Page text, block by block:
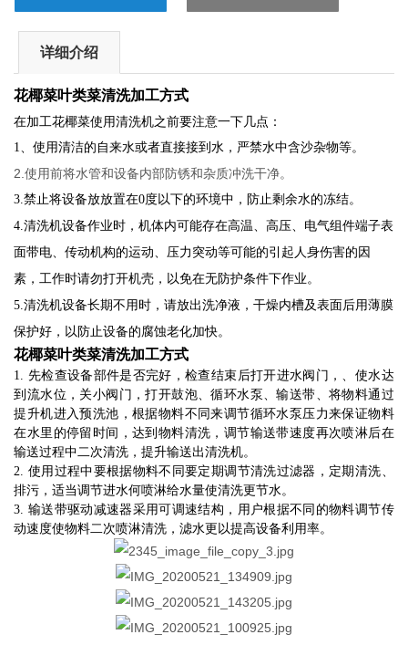
详细介绍
花椰菜叶类菜清洗加工方式
在加工花椰菜使用清洗机之前要注意一下几点：
1、使用清洁的自来水或者直接接到水，严禁水中含沙杂物等。
2.使用前将水管和设备内部防锈和杂质冲洗干净。
3.禁止将设备放放置在0度以下的环境中，防止剩余水的冻结。
4.清洗机设备作业时，机体内可能存在高温、高压、电气组件端子表
面带电、传动机构的运动、压力突动等可能的引起人身伤害的因
素，工作时请勿打开机壳，以免在无防护条件下作业。
5.清洗机设备长期不用时，请放出洗净液，干燥内槽及表面后用薄膜
保护好，以防止设备的腐蚀老化加快。
花椰菜叶类菜清洗加工方式
1. 先检查设备部件是否完好，检查结束后打开进水阀门，、使水达
到流水位，关小阀门，打开鼓泡、循环水泵、输送带、将物料通过
提升机进入预洗池，根据物料不同来调节循环水泵压力来保证物料
在水里的停留时间，达到物料清洗，调节输送带速度再次喷淋后在
输送过程中二次清洗，提升输送出清洗机。
2. 使用过程中要根据物料不同要定期调节清洗过滤器，定期清洗、
排污，适当调节进水何喷淋给水量使清洗更节水。
3. 输送带驱动减速器采用可调速结构，用户根据不同的物料调节传
动速度使物料二次喷淋清洗，滤水更以提高设备利用率。